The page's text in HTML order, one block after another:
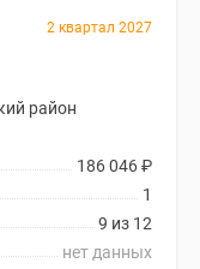
2 квартал 2027
район
186 046₽
1
9 из 12
нет данных